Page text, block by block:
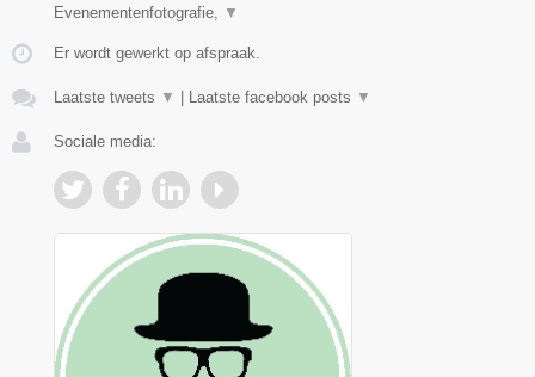
Evenementenfotografie, ▼
Er wordt gewerkt op afspraak.
Laatste tweets ▼ Laatste facebook posts ▼
Sociale media: